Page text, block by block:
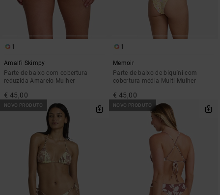
1
Amalfi Skimpy
Parte de baixo com cobertura
reduzida Amarelo Mulher
€ 45,00
1
Memoir
Parte de baixo de biquíni com
cobertura média Multi Mulher
€ 45,00
NOVO PRODUTO NOVO PRODUTO